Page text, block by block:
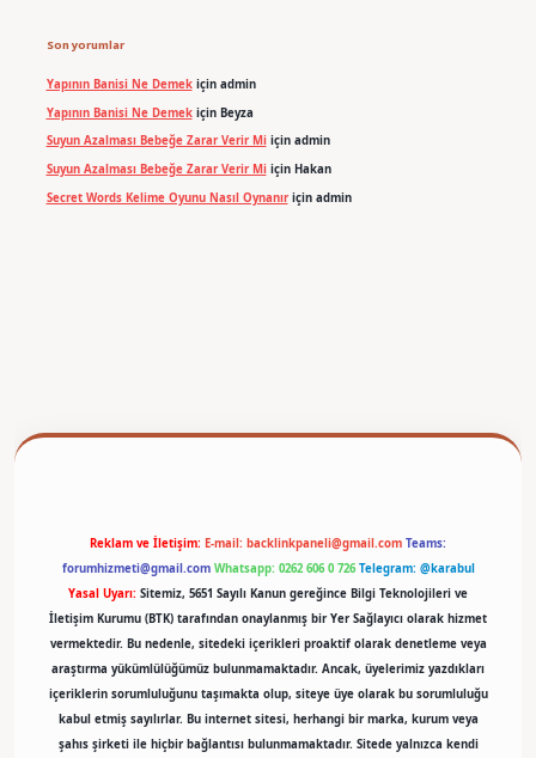
Son yorumlar
Yapının Banisi Ne Demekiçin admin
Yapının Banisi Ne Demekiçin Beyza
Suyun Azalması Bebeğe Zarar Verir Miiçin admin
Suyun Azalması Bebeğe Zarar Verir Miiçin Hakan
Secret Words Kelime Oyunu Nasıl Oynanıriçin admin
Reklam ve İletişim: E-mail: backlinkpaneli@gmail.com Teams:
forumhizmeti@gmail.com Whatsapp: 0262 606 0 726 Telegram: @karabul
Yasal Uyarı: Sitemiz, 5651 Sayılı Kanun gereğince Bilgi Teknolojileri ve
İletişim Kurumu (BTK) tarafından onaylanmış bir Yer Sağlayıcı olarak hizmet
vermektedir. Bu nedenle, sitedeki içerikleri proaktif olarak denetleme veya
araştırma yükümlülüğümüz bulunmamaktadır. Ancak, üyelerimiz yazdıkları
içeriklerin sorumluluğunu taşımakta olup, siteye üye olarak bu sorumluluğu
kabul etmiş sayılırlar. Bu internet sitesi, herhangi bir marka, kurum veya
şahıs şirketi ile hiçbir bağlantısı bulunmamaktadır. Sitede yalnızca kendi